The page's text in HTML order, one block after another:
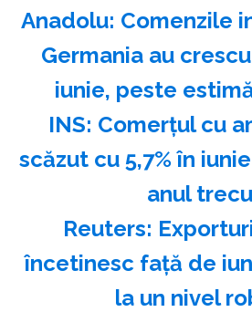
Anadolu: Comenzile
Germania au
iunie, peste
INS: Comerţul cu
scăzut cu 5,7% în
anul
Reuters:
încetinesc faţă de
la un nivel